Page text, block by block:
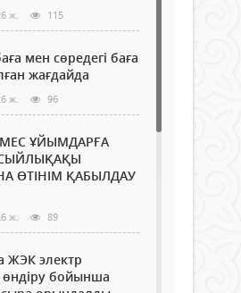
ж. 115
мен сөредегі баға
жағдайда
ж. 96
ҰЙЫМДАРҒА
ӨТІНІМ ҚАБЫЛДАУ
ж. 89
ЖЭК электр
өндіру бойынша